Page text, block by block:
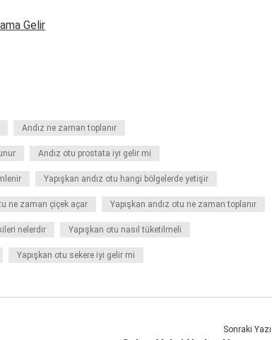
Gelir
Andız ne zaman toplanır
Andız otu prostata iyi gelir mi
Yapışkan andız otu hangi bölgelerde yetişir
ne zaman çiçek açar Yapışkan andız otu ne zaman toplanır
nelerdir Yapışkan otu nasıl tüketilmeli
Yapışkan otu sekere iyi gelir mi
Sonraki Yazı